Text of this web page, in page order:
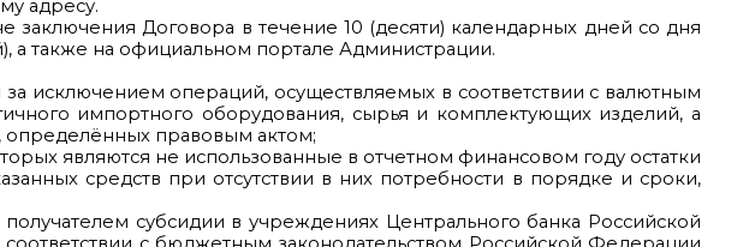
адресу.
Договора в течение 10 (десяти) календарных дней со дня
а также на официальном портале Администрации.
исключением операций, осуществляемых в соответствии с валютным
импортного оборудования, сырья и комплектующих изделий, а
определённых правовым актом;
являются не использованные в отчетном финансовом году остатки
средств при отсутствии в них потребности в порядке и сроки,
субсидии в учреждениях Центрального банка Российской